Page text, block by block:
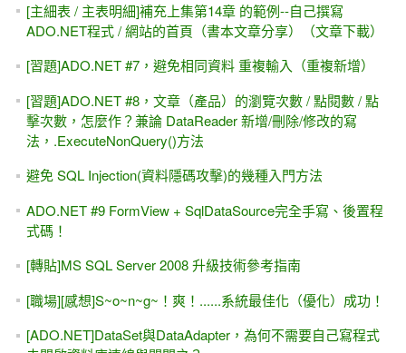
在下定決心以前，請不要急著繳費
[youtube影片] ASP.NET - Model Binding 從MVC到Web Form
[會員登入] 不使用ASP.NET Core Identity 的 Cookie 驗證
(ClaimsIdentity)
[youtube影片]ASP.NET WebForm 第一天的回家作業 (表單輸
ASP.NET -IIS 與 檔案上傳的安全設定
[團購] ASP.NET專題實務 ( 博碩出版 ) - 優惠團購（含運費）
ASP.NET MVC 線上相簿 (PhotoSharing) - 線上教學課程
ASP.NET (WebForm) 防範 CSRF攻擊